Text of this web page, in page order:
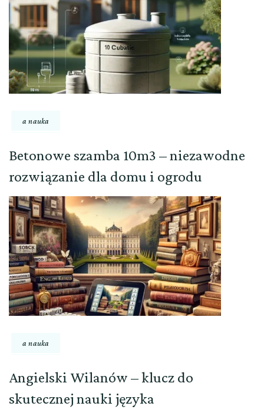
a nauka
Betonowe szamba 10m3 – niezawodne
rozwiązanie dla domu i ogrodu
a nauka
Angielski Wilanów – klucz do
skutecznej nauki języka